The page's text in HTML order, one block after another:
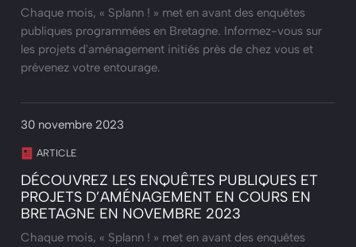
Chaque mois, « Splann ! » met en avant des enquêtes
publiques programmées en Bretagne. Informez-vous sur
les projets d'aménagement initiés près de chez vous et
prévenez votre entourage.
30 novembre 2023
ARTICLE
DÉCOUVREZ LES ENQUÊTES PUBLIQUES ET
PROJETS D’AMÉNAGEMENT EN COURS EN
BRETAGNE EN NOVEMBRE 2023
Chaque mois, « Splann ! » met en avant des enquêtes